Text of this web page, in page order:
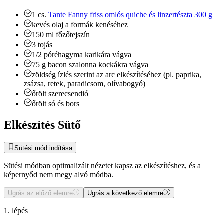
1 cs. Tante Fanny friss omlós quiche és linzertészta 300 g
kevés olaj a formák kenéséhez
150 ml főzőtejszín
3 tojás
1/2 póréhagyma karikára vágva
75 g bacon szalonna kockákra vágva
zöldség ízlés szerint az arc elkészítéséhez (pl. paprika,
zsázsa, retek, paradicsom, olívabogyó)
őrölt szerecsendió
őrölt só és bors
Elkészítés Sütő
Sütési mód indítása
Sütési módban optimalizált nézetet kapsz az elkészítéshez, és a
képernyőd nem megy alvó módba.
Ugrás az előző elemre Ugrás a következő elemre
1. lépés